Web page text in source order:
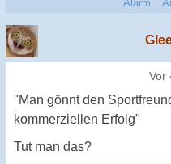
Alarm
Vor
"Man gönnt den
kommerziellen Erfolg"
Tut man das?